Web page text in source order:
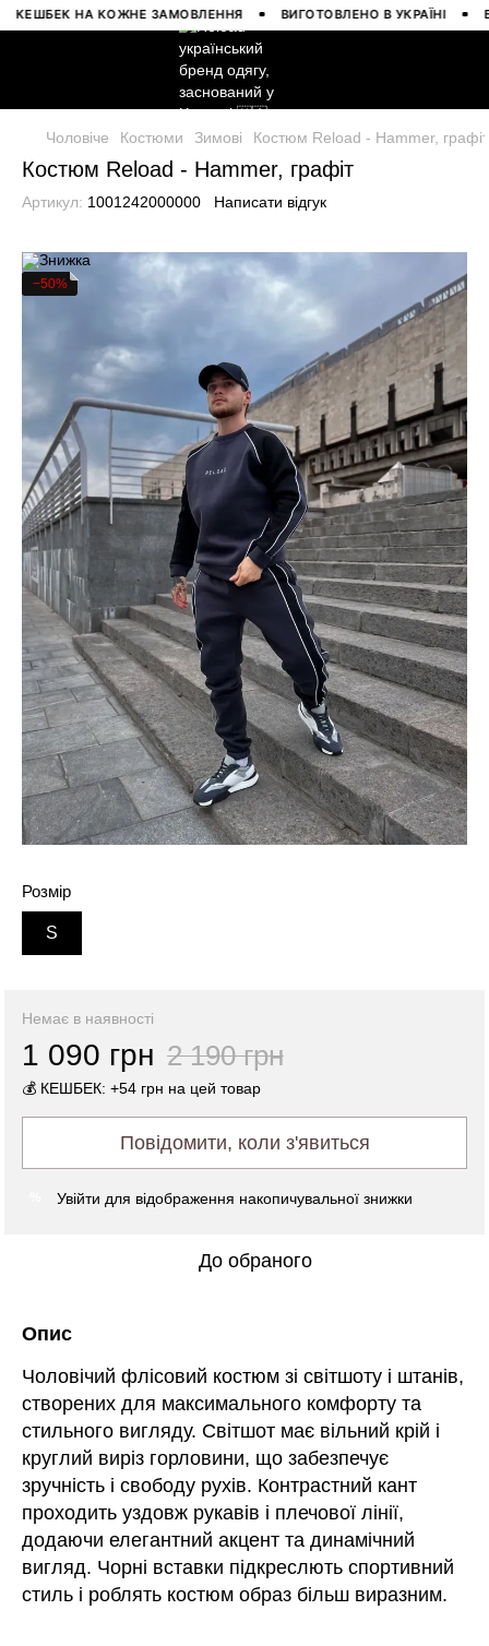
НА КОЖНЕ ЗАМОВЛЕННЯ ВИГОТОВЛЕНО В УКРАЇНІ
Чоловіче Костюми Зимові Костюм Reload - Hammer, графіт
Костюм Reload - Hammer, графіт
Артикул: 1001242000000 Написати відгук
−50%
Розмір
S
Немає в наявності
1 090 грн 2 190 грн
💰 КЕШБЕК: +54 грн на цей товар
Повідомити, коли з'явиться
Увійти для відображення накопичувальної знижки
До обраного
Опис
Чоловічий флісовий костюм зі світшоту і штанів,
створених для максимального комфорту та
стильного вигляду. Світшот має вільний крій і
круглий виріз горловини, що забезпечує
зручність і свободу рухів. Контрастний кант
проходить уздовж рукавів і плечової лінії,
додаючи елегантний акцент та динамічний
вигляд. Чорні вставки підкреслють спортивний
стиль і роблять костюм образ більш виразним.